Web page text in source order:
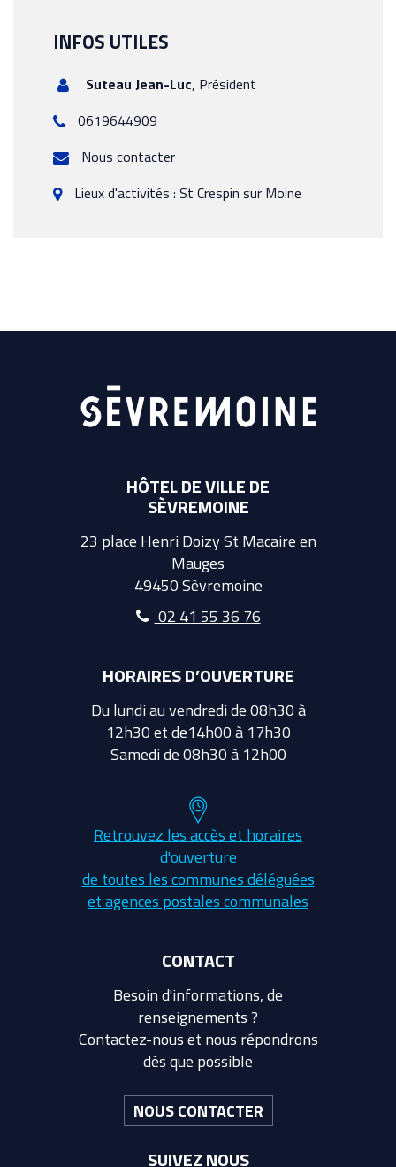
INFOS UTILES
Suteau Jean-Luc, Président
0619644909
Nous contacter
Lieux d'activités : St Crespin sur Moine
HÔTEL DE VILLE DE
SÈVREMOINE
23 place Henri Doizy St Macaire en
Mauges
49450 Sèvremoine
02 41 55 36 76
HORAIRES D’OUVERTURE
Du lundi au vendredi de 08h30 à
12h30 et de14h00 à 17h30
Samedi de 08h30 à 12h00
Retrouvez les accès et horaires
d'ouverture
de toutes les communes déléguées
et agences postales communales
CONTACT
Besoin d'informations, de
renseignements ?
Contactez-nous et nous répondrons
dès que possible
NOUS CONTACTER
SUIVEZ NOUS